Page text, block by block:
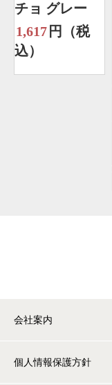
チョ グレー
1,617 円（税
込）
会社案内
個人情報保護方針